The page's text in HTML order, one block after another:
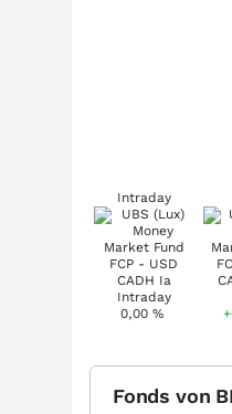
Intraday
0,00 %
Fonds von